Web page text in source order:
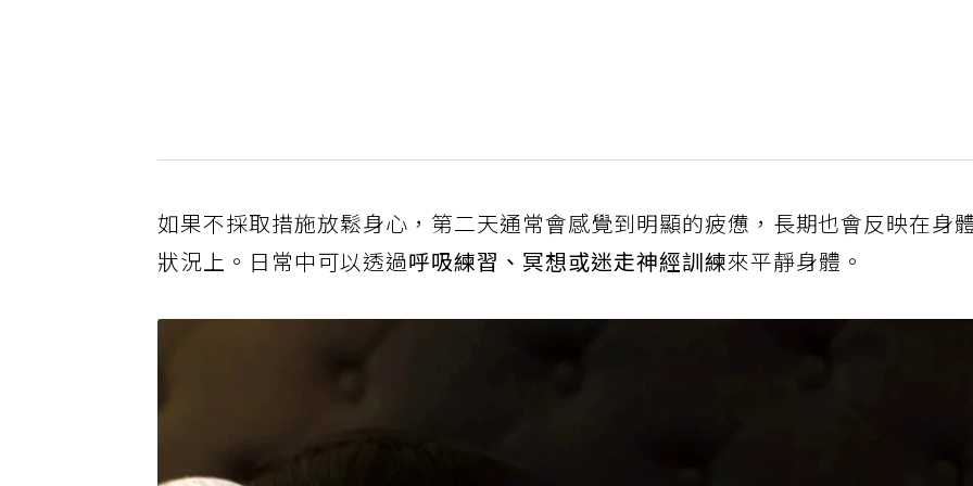
如果不採取措施放鬆身心，第二天通常會感覺到明顯的疲憊，長期也會反映在身
狀況上。日常中可以透過呼吸練習、冥想或迷走神經訓練來平靜身體。